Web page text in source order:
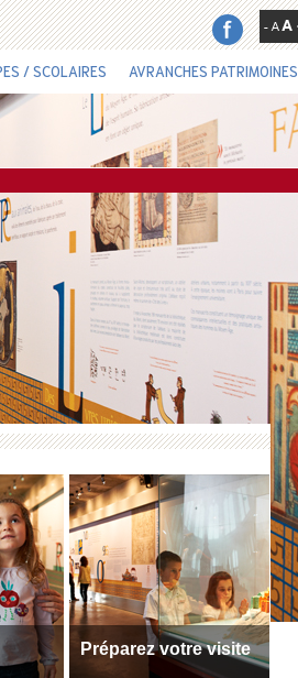
/ SCOLAIRES AVRANCHES PATRIMOINES
Préparez votre visite